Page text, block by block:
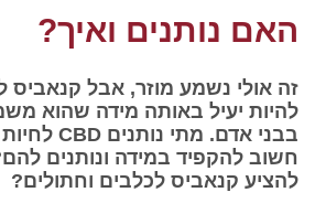
האם נותנים ואיך?
זה אולי נשמע מוזר, אבל קנאביס
להיות יעיל באותה מידה שהוא
בבני אדם. מתי נותנים CBD
חשוב להקפיד במידה ונותנים
להציע קנאביס לכלבים וחתולים?